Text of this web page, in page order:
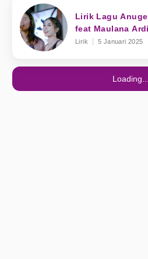
Lirik Lagu
feat Maulana
Lirik 5 Januari 2025
Loading...